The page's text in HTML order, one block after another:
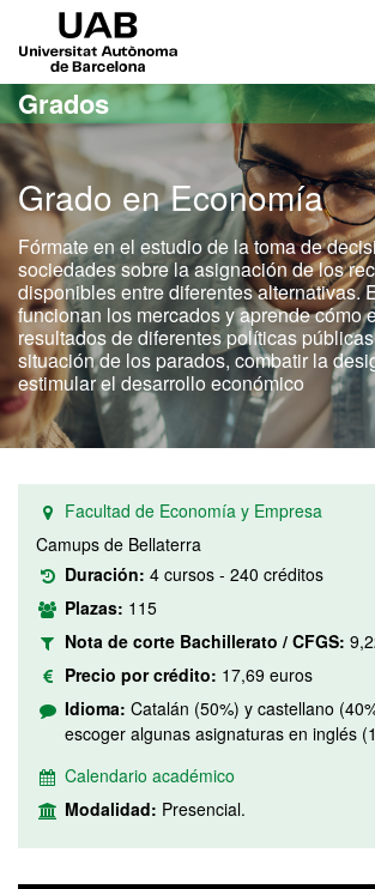
Acceso al contenido principal
Acceso a la navegación de la página
Grados
Grado en Economía
Fórmate en el estudio de la toma de
sociedades sobre la asignación de los
disponibles entre diferentes alternativas.
funcionan los mercados y aprende cómo
resultados de diferentes políticas
situación de los parados, combatir la
estimular el desarrollo económico
Facultad de Economía y Empresa
Camups de Bellaterra
Duración: 4 cursos - 240 créditos
Plazas: 115
Nota de corte Bachillerato / CFGS:
Precio por crédito: 17,69 euros
Idioma: Catalán (50%) y castellano
escoger algunas asignaturas en inglés
Calendario académico
Modalidad: Presencial.